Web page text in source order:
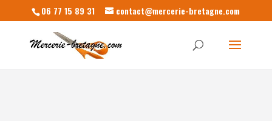
06 77 15 89 31 contact@mercerie-bretagne.com